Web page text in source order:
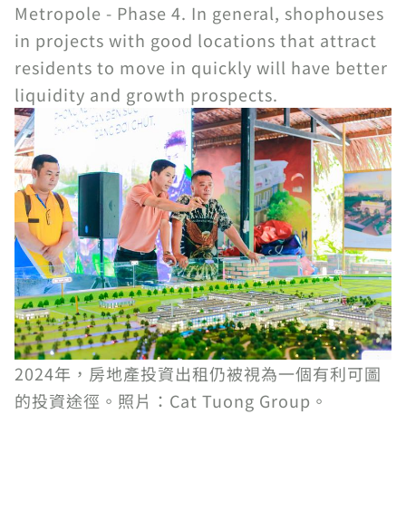
Metropole - Phase 4. In general, shophouses
in projects with good locations that attract
residents to move in quickly will have better
liquidity and growth prospects.
2024年，房地產投資出租仍被視為一個有利可圖
的投資途徑。照片：Cat Tuong Group。